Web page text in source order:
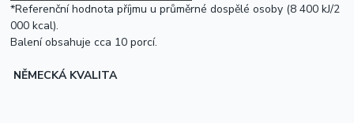
*Referenční hodnota příjmu u průměrné dospělé osoby (8 400 kJ/2
000 kcal).
Balení obsahuje cca 10 porcí.
NĚMECKÁ KVALITA